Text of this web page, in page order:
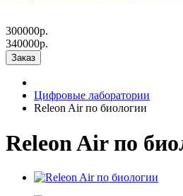
300000р.
340000р.
Заказ
Цифровые лаборатории
Releon Air по биологии
Releon Air по